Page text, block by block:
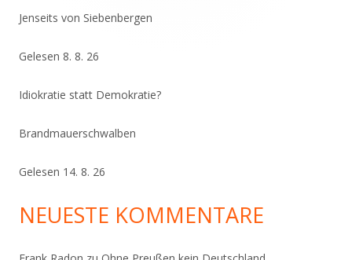
Jenseits von Siebenbergen
Gelesen 8. 8. 26
Idiokratie statt Demokratie?
Brandmauerschwalben
Gelesen 14. 8. 26
NEUESTE KOMMENTARE